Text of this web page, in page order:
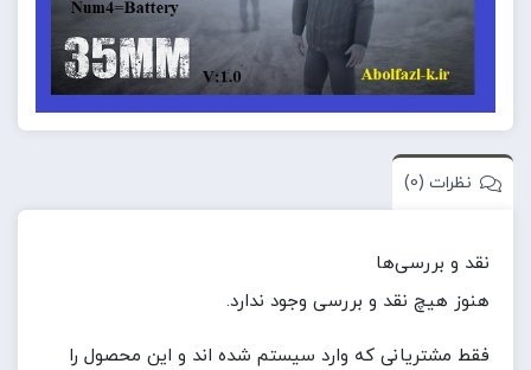
نظرات (0)
نقد و بررسی‌ها
هنوز هیچ نقد و بررسی وجود ندارد.
فقط مشتریانی که وارد سیستم شده اند و این محصول را